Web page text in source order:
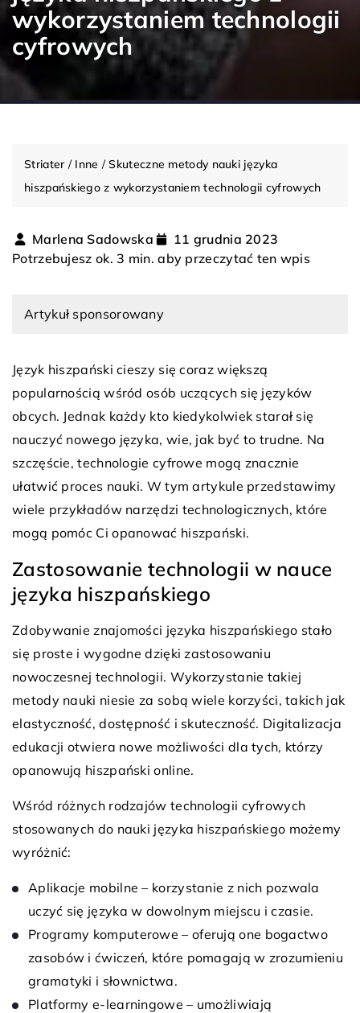
wykorzystaniem technologii
cyfrowych
Striater/ Inne /Skuteczne metody nauki języka
hiszpańskiego z wykorzystaniem technologii cyfrowych
Marlena Sadowska
11 grudnia 2023
Potrzebujesz ok. 3 min. aby przeczytać ten wpis
Artykuł sponsorowany
Język hiszpański cieszy się coraz większą
popularnością wśród osób uczących się języków
obcych. Jednak każdy kto kiedykolwiek starał się
nauczyć nowego języka, wie, jak być to trudne. Na
szczęście, technologie cyfrowe mogą znacznie
ułatwić proces nauki. W tym artykule przedstawimy
wiele przykładów narzędzi technologicznych, które
mogą pomóc Ci opanować hiszpański.
Zastosowanie technologii w nauce
języka hiszpańskiego
Zdobywanie znajomości języka hiszpańskiego stało
się proste i wygodne dzięki zastosowaniu
nowoczesnej technologii. Wykorzystanie takiej
metody nauki niesie za sobą wiele korzyści, takich jak
elastyczność, dostępność i skuteczność. Digitalizacja
edukacji otwiera nowe możliwości dla tych, którzy
opanowują hiszpański online.
Wśród różnych rodzajów technologii cyfrowych
stosowanych do nauki języka hiszpańskiego możemy
wyróżnić:
Aplikacje mobilne – korzystanie z nich pozwala
uczyć się języka w dowolnym miejscu i czasie.
Programy komputerowe – oferują one bogactwo
zasobów i ćwiczeń, które pomagają w zrozumieniu
gramatyki i słownictwa.
Platformy e-learningowe – umożliwiają